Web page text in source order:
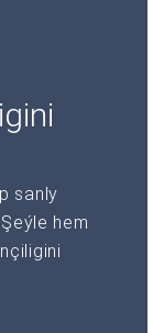
sanly
hem